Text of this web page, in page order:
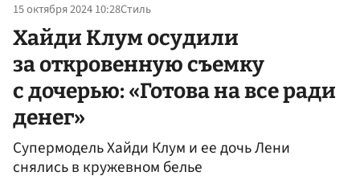
15 октября 2024 10:28Стиль
Хайди Клум осудили
за откровенную съемку
с дочерью: «Готова на все ради
денег»
Супермодель Хайди Клум и ее дочь Лени
снялись в кружевном белье